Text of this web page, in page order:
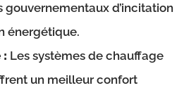
gouvernementaux d’incitation
énergétique.
: Les systèmes de chauffage
un meilleur confort